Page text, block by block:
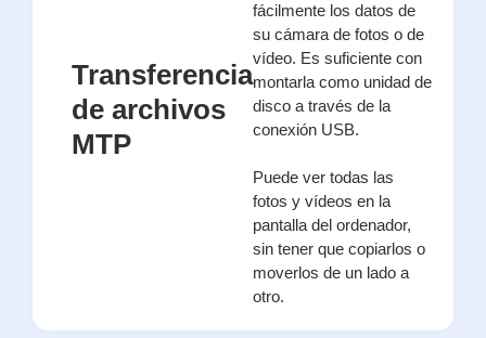
Transferencia
de archivos
MTP
fácilmente los datos de
su cámara de fotos o de
vídeo. Es suficiente con
montarla como unidad de
disco a través de la
conexión USB.
Puede ver todas las
fotos y vídeos en la
pantalla del ordenador,
sin tener que copiarlos o
moverlos de un lado a
otro.